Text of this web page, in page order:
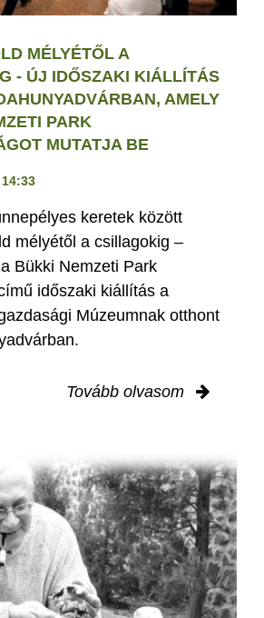
MÉLYÉTŐL A
- ÚJ IDŐSZAKI KIÁLLÍTÁS
AMELY
PARK
MUTATJA BE
keretek között
mélyétől a csillagokig –
Bükki Nemzeti Park
időszaki kiállítás a
Múzeumnak otthont
Tovább olvasom